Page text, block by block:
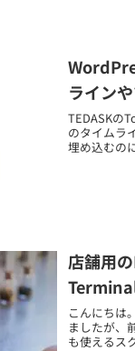
ライン
TEDASKの
のタイムラ
埋め込むの
店舗用
こんにちは
ましたが、
も使えるス